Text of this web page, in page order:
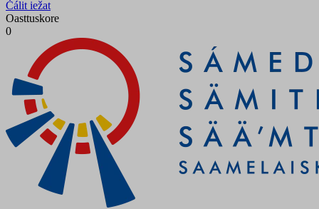
Čálit iežat
Oasttuskore
0